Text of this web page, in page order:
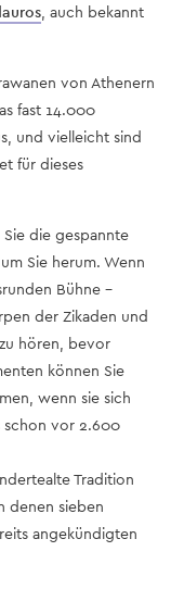
, auch bekannt
von Athenern
fast 14.000
und vielleicht sind
für dieses
die gespannte
Sie herum. Wenn
Bühne –
der Zikaden und
hören, bevor
können Sie
wenn sie sich
schon vor 2.600
Tradition
denen sieben
angekündigten